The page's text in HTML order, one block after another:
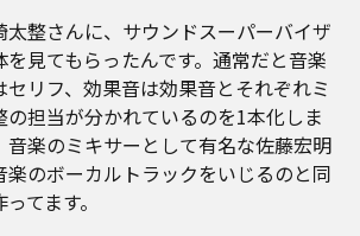
整さんに、サウンドスーパーバイザ
見てもらったんです。通常だと音楽
リフ、効果音は効果音とそれぞれミ
の担当が分かれているのを1本化しま
音楽のミキサーとして有名な佐藤宏明
楽のボーカルトラックをいじるのと同
てます。